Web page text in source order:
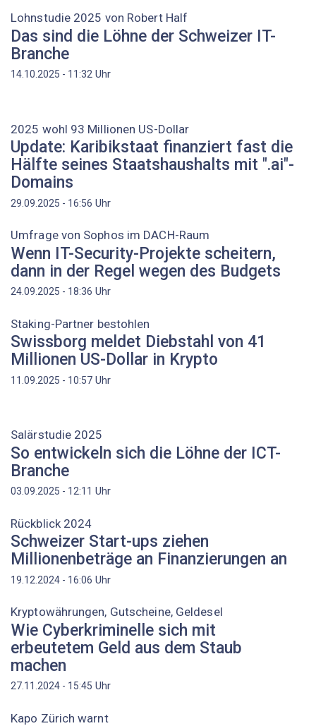
Lohnstudie 2025 von Robert Half
Das sind die Löhne der Schweizer IT-
Branche
14.10.2025 - 11:32 Uhr
2025 wohl 93 Millionen US-Dollar
Update: Karibikstaat finanziert fast die
Hälfte seines Staatshaushalts mit ".ai"-
Domains
29.09.2025 - 16:56 Uhr
Umfrage von Sophos im DACH-Raum
Wenn IT-Security-Projekte scheitern,
dann in der Regel wegen des Budgets
24.09.2025 - 18:36 Uhr
Staking-Partner bestohlen
Swissborg meldet Diebstahl von 41
Millionen US-Dollar in Krypto
11.09.2025 - 10:57 Uhr
Salärstudie 2025
So entwickeln sich die Löhne der ICT-
Branche
03.09.2025 - 12:11 Uhr
Rückblick 2024
Schweizer Start-ups ziehen
Millionenbeträge an Finanzierungen an
19.12.2024 - 16:06 Uhr
Kryptowährungen, Gutscheine, Geldesel
Wie Cyberkriminelle sich mit
erbeutetem Geld aus dem Staub
machen
27.11.2024 - 15:45 Uhr
Kapo Zürich warnt